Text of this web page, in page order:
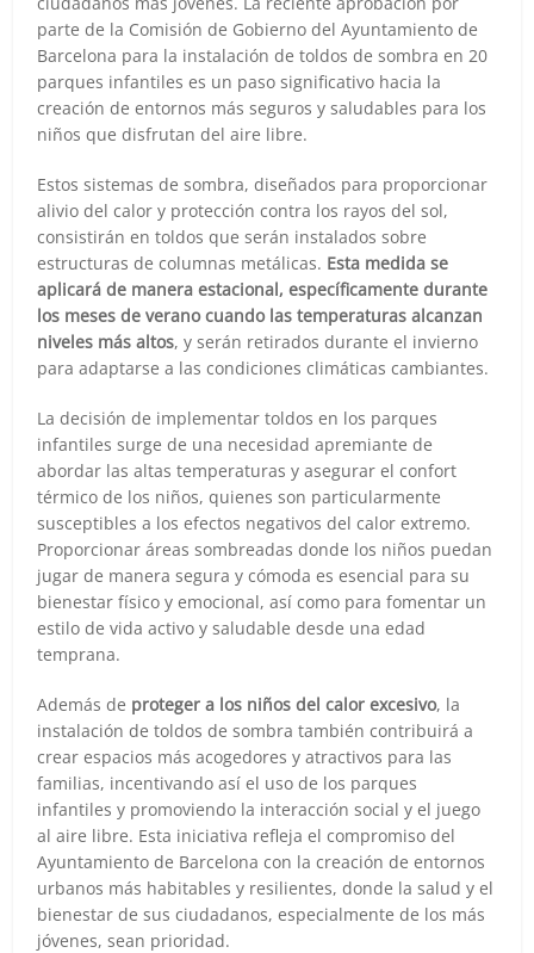
parte de la Comisión de Gobierno del Ayuntamiento de
Barcelona para la instalación de toldos de sombra en 20
parques infantiles es un paso significativo hacia la
creación de entornos más seguros y saludables para los
niños que disfrutan del aire libre.
Estos sistemas de sombra, diseñados para proporcionar
alivio del calor y protección contra los rayos del sol,
consistirán en toldos que serán instalados sobre
estructuras de columnas metálicas. Esta medida se
aplicará de manera estacional, específicamente durante
los meses de verano cuando las temperaturas alcanzan
niveles más altos, y serán retirados durante el invierno
para adaptarse a las condiciones climáticas cambiantes.
La decisión de implementar toldos en los parques
infantiles surge de una necesidad apremiante de
abordar las altas temperaturas y asegurar el confort
térmico de los niños, quienes son particularmente
susceptibles a los efectos negativos del calor extremo.
Proporcionar áreas sombreadas donde los niños puedan
jugar de manera segura y cómoda es esencial para su
bienestar físico y emocional, así como para fomentar un
estilo de vida activo y saludable desde una edad
temprana.
Además de proteger a los niños del calor excesivo, la
instalación de toldos de sombra también contribuirá a
crear espacios más acogedores y atractivos para las
familias, incentivando así el uso de los parques
infantiles y promoviendo la interacción social y el juego
al aire libre. Esta iniciativa refleja el compromiso del
Ayuntamiento de Barcelona con la creación de entornos
urbanos más habitables y resilientes, donde la salud y el
bienestar de sus ciudadanos, especialmente de los más
jóvenes, sean prioridad.